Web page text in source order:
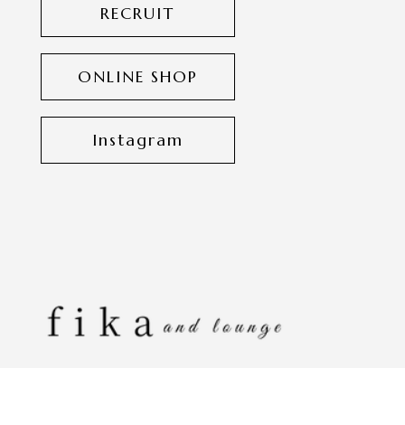
RECRUIT
ONLINE SHOP
Instagram